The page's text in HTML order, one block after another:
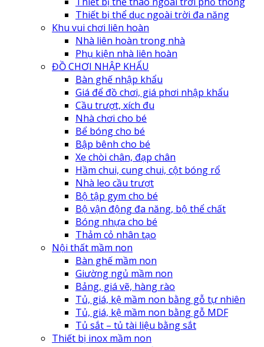
Thiết bị thể dục ngoài trời đa năng
Khu vui chơi liên hoàn
Nhà liên hoàn trong nhà
Phụ kiện nhà liên hoàn
ĐỒ CHƠI NHẬP KHẨU
Bàn ghế nhập khẩu
Giá để đồ chơi, giá phơi nhập khẩu
Cầu trượt, xích đu
Nhà chơi cho bé
Bể bóng cho bé
Bập bênh cho bé
Xe chòi chân, đạp chân
Hầm chui, cung chui, cột bóng rổ
Nhà leo cầu trượt
Bộ tập gym cho bé
Bộ vận động đa năng, bộ thể chất
Bóng nhựa cho bé
Thảm cỏ nhân tạo
Nội thất mầm non
Bàn ghế mầm non
Giường ngủ mầm non
Bảng, giá vẽ, hàng rào
Tủ, giá, kệ mầm non bằng gỗ tự nhiên
Tủ, giá, kệ mầm non bằng gỗ MDF
Tủ sắt – tủ tài liệu bằng sắt
Thiết bị inox mầm non